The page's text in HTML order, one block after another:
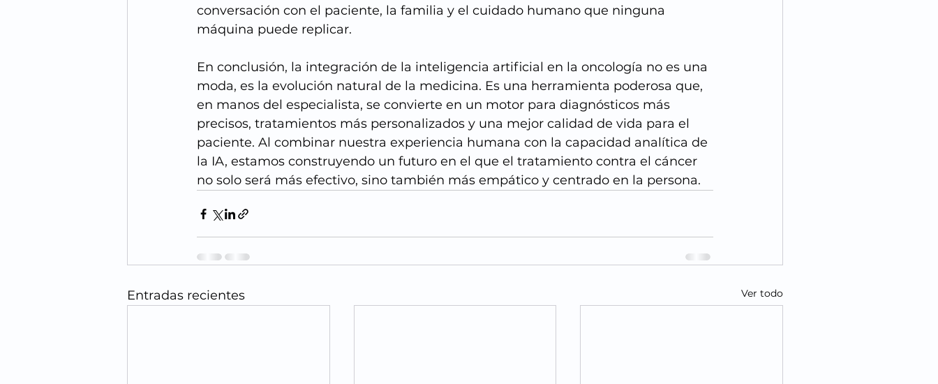
conversación con el paciente, la familia y el cuidado humano que ninguna
máquina puede replicar.
En conclusión, la integración de la inteligencia artificial en la oncología no es una
moda, es la evolución natural de la medicina. Es una herramienta poderosa que,
en manos del especialista, se convierte en un motor para diagnósticos más
precisos, tratamientos más personalizados y una mejor calidad de vida para el
paciente. Al combinar nuestra experiencia humana con la capacidad analítica de
la IA, estamos construyendo un futuro en el que el tratamiento contra el cáncer
no solo será más efectivo, sino también más empático y centrado en la persona.
Entradas recientes Ver todo